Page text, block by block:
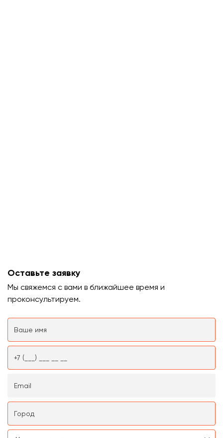
Оставьте заявку
Мы свяжемся с вами в ближайшее время и
проконсультируем.